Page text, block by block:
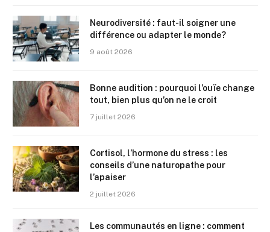
Neurodiversité : faut-il soigner une
différence ou adapter le monde?
9 août 2026
Bonne audition : pourquoi l’ouïe change
tout, bien plus qu’on ne le croit
7 juillet 2026
Cortisol, l’hormone du stress : les
conseils d’une naturopathe pour
l’apaiser
2 juillet 2026
Les communautés en ligne : comment